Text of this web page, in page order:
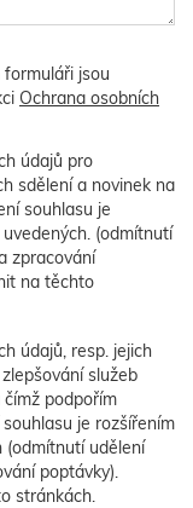
jsou
Ochrana osobních
údajů pro
sdělení a novinek na
souhlasu je
(odmítnutí
zpracování
na těchto
údajů, resp. jejich
služeb
podpořím
je rozšířením
(odmítnutí udělení
poptávky).
stránkách.